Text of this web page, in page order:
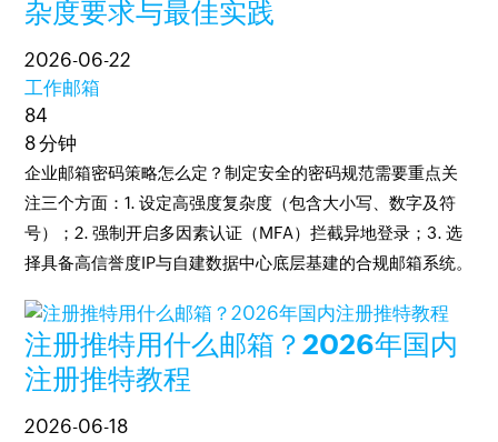
杂度要求与最佳实践
2026-06-22
工作邮箱
84
8 分钟
企业邮箱密码策略怎么定？制定安全的密码规范需要重点关
注三个方面：1. 设定高强度复杂度（包含大小写、数字及符
号）；2. 强制开启多因素认证（MFA）拦截异地登录；3. 选
择具备高信誉度IP与自建数据中心底层基建的合规邮箱系统。
注册推特用什么邮箱？2026年国内
注册推特教程
2026-06-18